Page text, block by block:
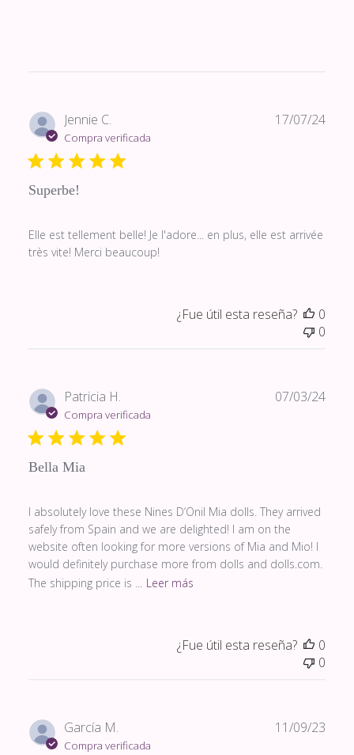
Jennie C.
Compra verificada
Superbe!
Elle est tellement belle! Je l'adore... en plus, elle est arrivée
très vite! Merci beaucoup!
17/07/24
¿Fue útil esta reseña?
0
0
Patricia H.
Compra verificada
Bella Mia
I absolutely love these Nines D’Onil Mia dolls. They arrived
safely from Spain and we are delighted! I am on the
website often looking for more versions of Mia and Mio! I
would definitely purchase more from dolls and dolls.com.
The shipping price is ...
Leer más
07/03/24
¿Fue útil esta reseña?
0
0
García M.
Compra verificada
11/09/23